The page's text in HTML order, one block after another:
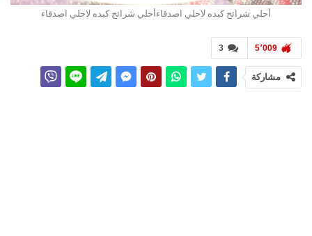
أحلي شرائح كبده لاحلي اصدقاءأحلي شرائح كبده لاحلي اصدقاء
3 5٬009
مشاركة